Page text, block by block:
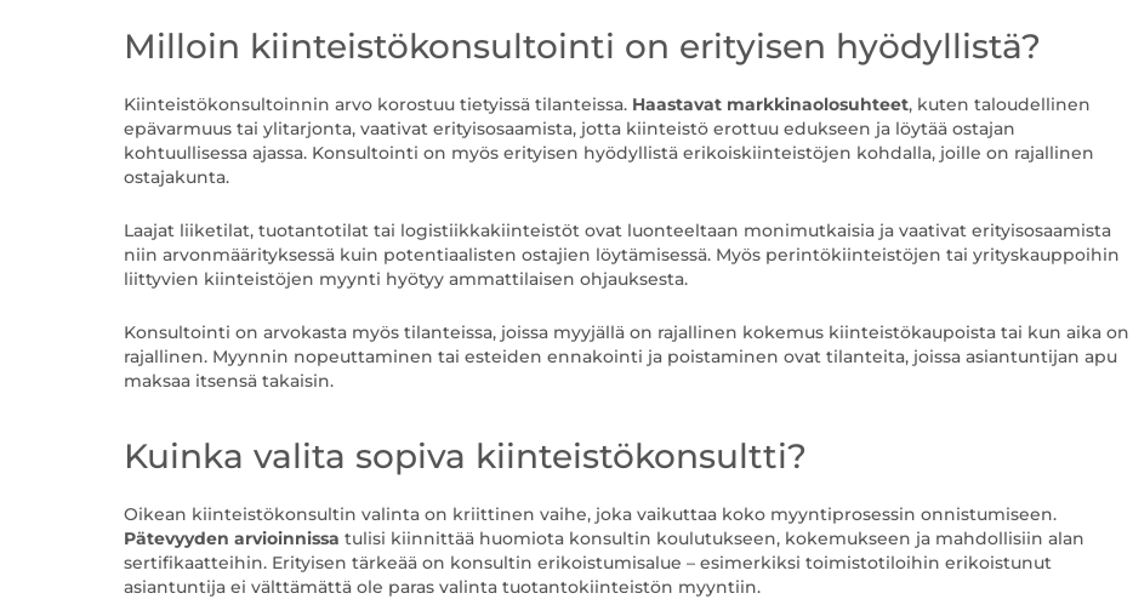
Milloin kiinteistökonsultointi on erityisen hyödyllistä?
Kiinteistökonsultoinnin arvo korostuu tietyissä tilanteissa. Haastavat markkinaolosuhteet, kuten taloudellinen
epävarmuus tai ylitarjonta, vaativat erityisosaamista, jotta kiinteistö erottuu edukseen ja löytää ostajan
kohtuullisessa ajassa. Konsultointi on myös erityisen hyödyllistä erikoiskiinteistöjen kohdalla, joille on rajallinen
ostajakunta.
Laajat liiketilat, tuotantotilat tai logistiikkakiinteistöt ovat luonteeltaan monimutkaisia ja vaativat erityisosaamista
niin arvonmäärityksessä kuin potentiaalisten ostajien löytämisessä. Myös perintökiinteistöjen tai yrityskauppoihin
liittyvien kiinteistöjen myynti hyötyy ammattilaisen ohjauksesta.
Konsultointi on arvokasta myös tilanteissa, joissa myyjällä on rajallinen kokemus kiinteistökaupoista tai kun aika on
rajallinen. Myynnin nopeuttaminen tai esteiden ennakointi ja poistaminen ovat tilanteita, joissa asiantuntijan apu
maksaa itsensä takaisin.
Kuinka valita sopiva kiinteistökonsultti?
Oikean kiinteistökonsultin valinta on kriittinen vaihe, joka vaikuttaa koko myyntiprosessin onnistumiseen.
Pätevyyden arvioinnissa tulisi kiinnittää huomiota konsultin koulutukseen, kokemukseen ja mahdollisiin alan
sertifikaatteihin. Erityisen tärkeää on konsultin erikoistumisalue – esimerkiksi toimistotiloihin erikoistunut
asiantuntija ei välttämättä ole paras valinta tuotantokiinteistön myyntiin.